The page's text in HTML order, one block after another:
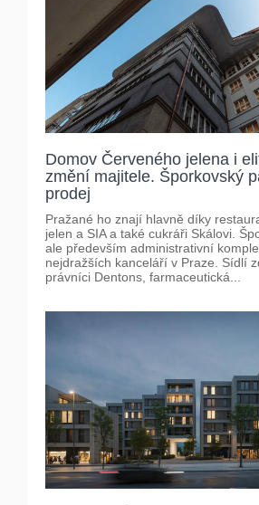
Domov Červeného jelena i
změní majitele. Šporkovský
prodej
Pražané ho znají hlavně díky
jelen a SIA a také cukráři Skálovi.
ale především administrativní
nejdražších kanceláří v Praze. Sídlí
právníci Dentons, farmaceutická...